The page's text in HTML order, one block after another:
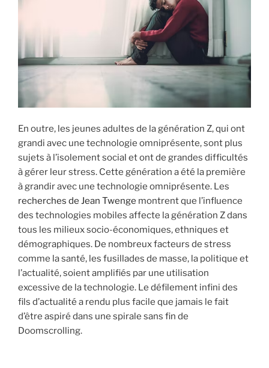
En outre, les jeunes adultes de la génération Z, qui ont
grandi avec une technologie omniprésente, sont plus
sujets à l’isolement social et ont de grandes difficultés
à gérer leur stress. Cette génération a été la première
à grandir avec une technologie omniprésente. Les
recherches de Jean Twenge montrent que l’influence
des technologies mobiles affecte la génération Z dans
tous les milieux socio-économiques, ethniques et
démographiques. De nombreux facteurs de stress
comme la santé, les fusillades de masse, la politique et
l’actualité, soient amplifiés par une utilisation
excessive de la technologie. Le défilement infini des
fils d’actualité a rendu plus facile que jamais le fait
d’être aspiré dans une spirale sans fin de
Doomscrolling.